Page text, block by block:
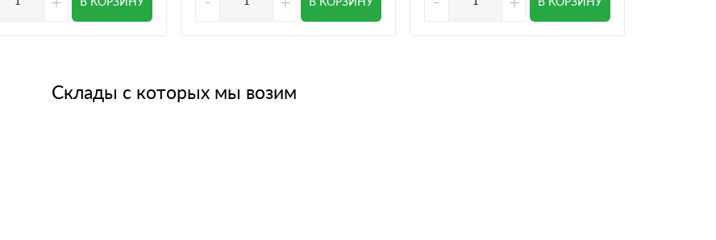
Склады с которых мы возим